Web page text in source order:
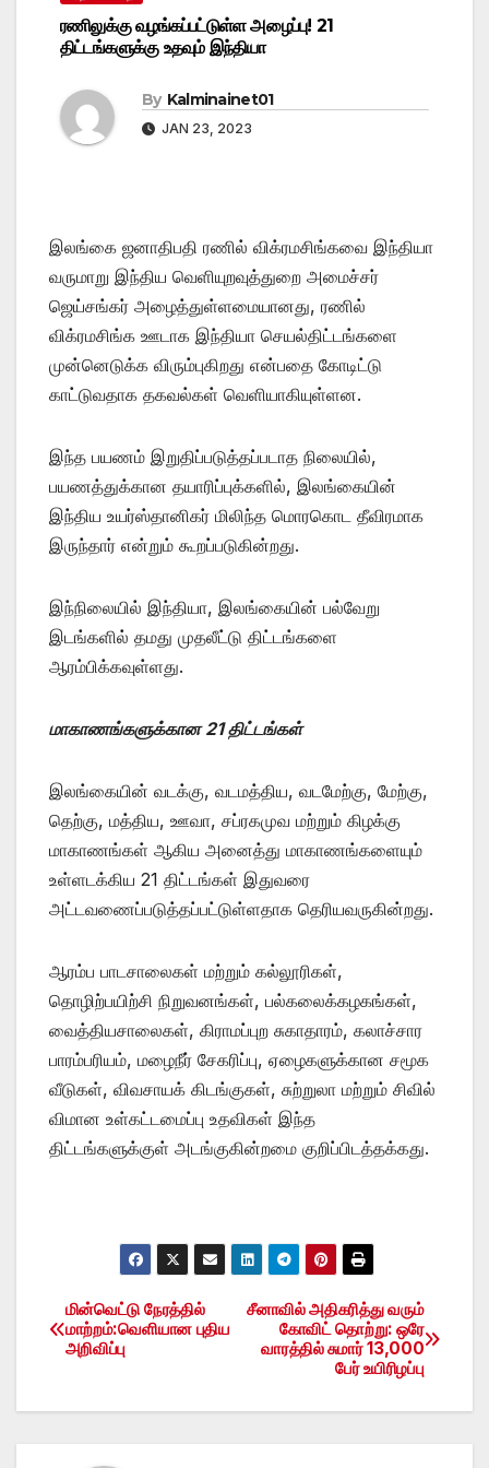
ரணிலுக்கு வழங்கப்பட்டுள்ள அழைப்பு! 21
திட்டங்களுக்கு உதவும் இந்தியா
By Kalminainet01
JAN 23, 2023
இலங்கை ஜனாதிபதி ரணில் விக்ரமசிங்கவை இந்தியா
வருமாறு இந்திய வெளியுறவுத்துறை அமைச்சர்
ஜெய்சங்கர் அழைத்துள்ளமையானது, ரணில்
விக்ரமசிங்க ஊடாக இந்தியா செயல்திட்டங்களை
முன்னெடுக்க விரும்புகிறது என்பதை கோடிட்டு
காட்டுவதாக தகவல்கள் வெளியாகியுள்ளன.
இந்த பயணம் இறுதிப்படுத்தப்படாத நிலையில்,
பயணத்துக்கான தயாரிப்புக்களில், இலங்கையின்
இந்திய உயர்ஸ்தானிகர் மிலிந்த மொரகொட தீவிரமாக
இருந்தார் என்றும் கூறப்படுகின்றது.
இந்நிலையில் இந்தியா, இலங்கையின் பல்வேறு
இடங்களில் தமது முதலீட்டு திட்டங்களை
ஆரம்பிக்கவுள்ளது.
மாகாணங்களுக்கான 21 திட்டங்கள்
இலங்கையின் வடக்கு, வடமத்திய, வடமேற்கு, மேற்கு,
தெற்கு, மத்திய, ஊவா, சப்ரகமுவ மற்றும் கிழக்கு
மாகாணங்கள் ஆகிய அனைத்து மாகாணங்களையும்
உள்ளடக்கிய 21 திட்டங்கள் இதுவரை
அட்டவணைப்படுத்தப்பட்டுள்ளதாக தெரியவருகின்றது.
ஆரம்ப பாடசாலைகள் மற்றும் கல்லூரிகள்,
தொழிற்பயிற்சி நிறுவனங்கள், பல்கலைக்கழகங்கள்,
வைத்தியசாலைகள், கிராமப்புற சுகாதாரம், கலாச்சார
பாரம்பரியம், மழைநீர் சேகரிப்பு, ஏழைகளுக்கான சமூக
வீடுகள், விவசாயக் கிடங்குகள், சுற்றுலா மற்றும் சிவில்
விமான உள்கட்டமைப்பு உதவிகள் இந்த
திட்டங்களுக்குள் அடங்குகின்றமை குறிப்பிடத்தக்கது.
Post
navigation
சீனாவில் அதிகரித்து வரும்
கோவிட் தொற்று: ஒரே
வாரத்தில் சுமார் 13,000
பேர் உயிரிழப்பு
மின்வெட்டு நேரத்தில்
மாற்றம்:வெளியான புதிய
அறிவிப்பு